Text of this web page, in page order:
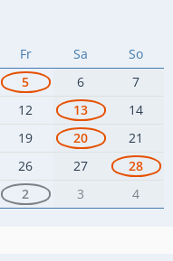
Fr Sa
So
5 6
7
12 13
14
19 20
21
26 27
28
2 3 4